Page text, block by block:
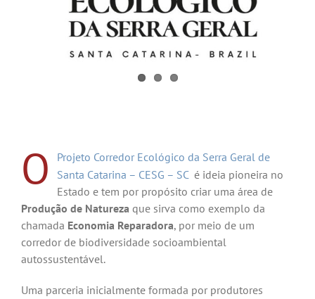
O
Projeto Corredor Ecológico da Serra Geral de
Santa Catarina – CESG – SCé ideia pioneira no
Estado e tem por propósito criar uma área de
Produção de Natureza que sirva como exemplo da
chamada Economia Reparadora, por meio de um
corredor de biodiversidade socioambiental
autossustentável.
Uma parceria inicialmente formada por produtores